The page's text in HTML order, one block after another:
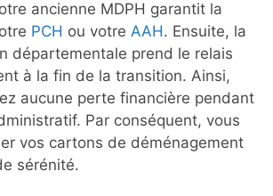
ancienne MDPH garantit la
PCH ou votre AAH. Ensuite, la
départementale prend le relais
à la fin de la transition. Ainsi,
aucune perte financière pendant
Par conséquent, vous
vos cartons de déménagement
sérénité.